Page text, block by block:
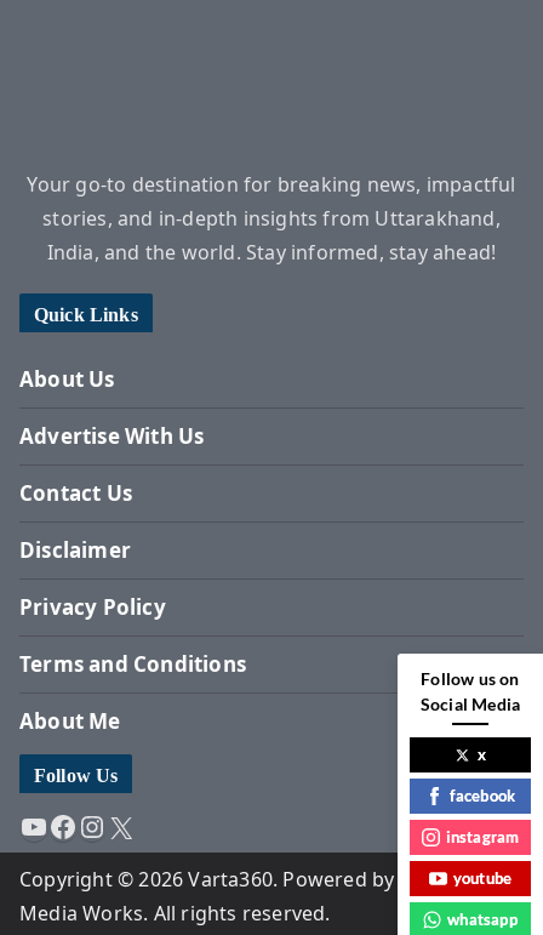
Your go-to destination for breaking news, impactful
stories, and in-depth insights from Uttarakhand,
India, and the world. Stay informed, stay ahead!
Quick Links
About Us
Advertise With Us
Contact Us
Disclaimer
Privacy Policy
Terms and Conditions
About Me
Follow Us
YouTube
Facebook
Instagram
X
Copyright © 2026 Varta360. Powered by Surbhi
Media Works. All rights reserved.
Follow us on
Social Media
x
facebook
instagram
youtube
whatsapp